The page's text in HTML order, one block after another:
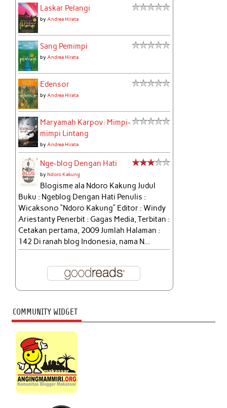
Laskar Pelangi
by Andrea Hirata
Sang Pemimpi
by Andrea Hirata
Edensor
by Andrea Hirata
Maryamah Karpov: Mimpi-
mimpi Lintang
by Andrea Hirata
Nge-blog Dengan Hati
byNdoro Kakung
Blogisme ala Ndoro Kakung Judul
Buku : Ngeblog Dengan Hati Penulis :
Wicaksono “Ndoro Kakung” Editor : Windy
Ariestanty Penerbit : Gagas Media, Terbitan :
Cetakan pertama, 2009 Jumlah Halaman :
142 Di ranah blog Indonesia, nama N...
COMMUNITY WIDGET